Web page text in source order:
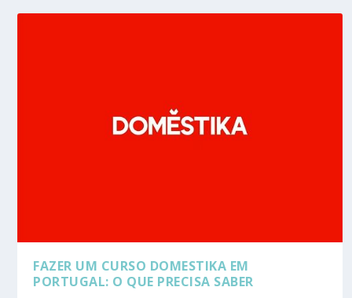
FAZER UM CURSO DOMESTIKA EM
PORTUGAL: O QUE PRECISA SABER